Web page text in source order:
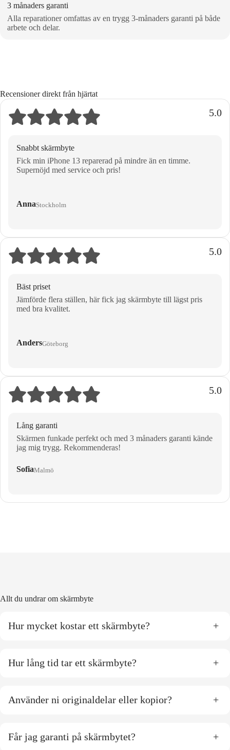
3 månaders garanti
Alla reparationer omfattas av en trygg 3‑månaders garanti på både
arbete och delar.
Recensioner direkt från hjärtat
5.0
Snabbt skärmbyte
Fick min iPhone 13 reparerad på mindre än en timme.
Supernöjd med service och pris!
AnnaStockholm
5.0
Bäst priset
Jämförde flera ställen, här fick jag skärmbyte till lägst pris
med bra kvalitet.
AndersGöteborg
5.0
Lång garanti
Skärmen funkade perfekt och med 3 månaders garanti kände
jag mig trygg. Rekommenderas!
SofiaMalmö
Allt du undrar om skärmbyte
Hur mycket kostar ett skärmbyte? +
Hur lång tid tar ett skärmbyte? +
Använder ni originaldelar eller kopior? +
Får jag garanti på skärmbytet? +